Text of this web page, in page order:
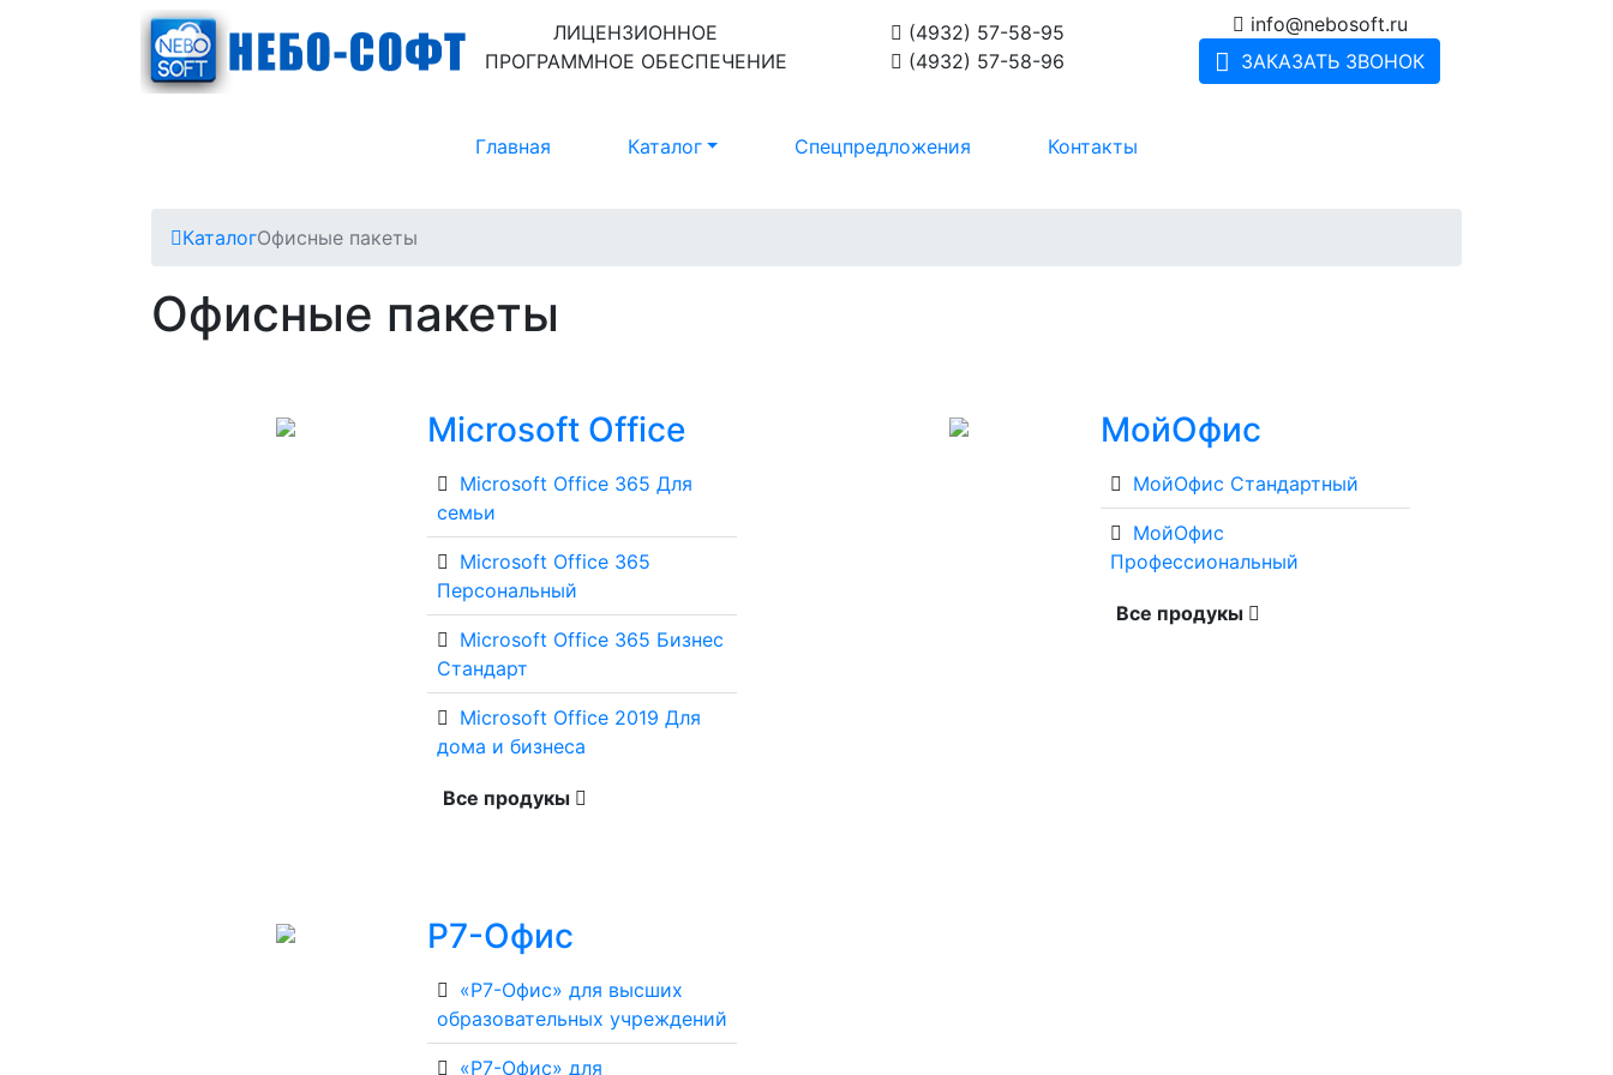
ЛИЦЕНЗИОННОЕ
ПРОГРАММНОЕ ОБЕСПЕЧЕНИЕ
(4932) 57-58-95
(4932) 57-58-96
info@nebosoft.ru
ЗАКАЗАТЬ ЗВОНОК
Главная Каталог Спецпредложения Контакты
КаталогОфисные пакеты
Офисные пакеты
Microsoft Office
Microsoft Office 365 Для
семьи
Microsoft Office 365
Персональный
Microsoft Office 365 Бизнес
Стандарт
Microsoft Office 2019 Для
дома и бизнеса
Все продукы
МойОфис
МойОфис Стандартный
МойОфис
Профессиональный
Все продукы
Р7-Офис
«Р7-Офис» для высших
образовательных учреждений
«Р7-Офис» для